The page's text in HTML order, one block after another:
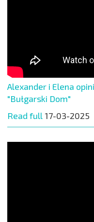
Alexander i Elena
"Bułgarski Dom"
Read full 17-03-2025